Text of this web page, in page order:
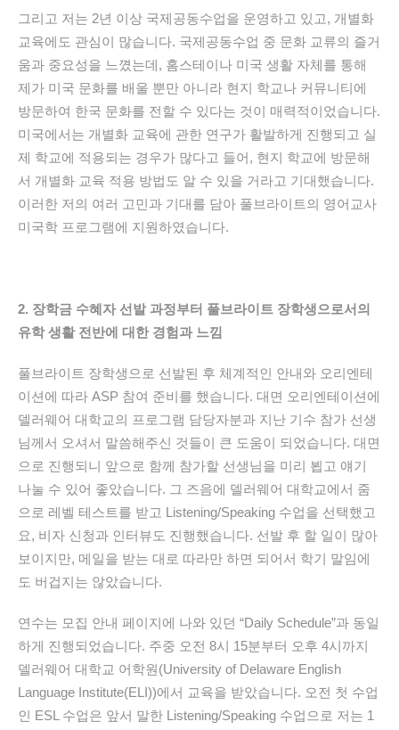
그리고 저는 2년 이상 국제공동수업을 운영하고 있고, 개별화
교육에도 관심이 많습니다. 국제공동수업 중 문화 교류의 즐거
움과 중요성을 느꼈는데, 홈스테이나 미국 생활 자체를 통해
제가 미국 문화를 배울 뿐만 아니라 현지 학교나 커뮤니티에
방문하여 한국 문화를 전할 수 있다는 것이 매력적이었습니다.
미국에서는 개별화 교육에 관한 연구가 활발하게 진행되고 실
제 학교에 적용되는 경우가 많다고 들어, 현지 학교에 방문해
서 개별화 교육 적용 방법도 알 수 있을 거라고 기대했습니다.
이러한 저의 여러 고민과 기대를 담아 풀브라이트의 영어교사
미국학 프로그램에 지원하였습니다.
2. 장학금 수혜자 선발 과정부터 풀브라이트 장학생으로서의
유학 생활 전반에 대한 경험과 느낌
풀브라이트 장학생으로 선발된 후 체계적인 안내와 오리엔테
이션에 따라 ASP 참여 준비를 했습니다. 대면 오리엔테이션에
델러웨어 대학교의 프로그램 담당자분과 지난 기수 참가 선생
님께서 오셔서 말씀해주신 것들이 큰 도움이 되었습니다. 대면
으로 진행되니 앞으로 함께 참가할 선생님을 미리 뵙고 얘기
나눌 수 있어 좋았습니다. 그 즈음에 델러웨어 대학교에서 줌
으로 레벨 테스트를 받고 Listening/Speaking 수업을 선택했고
요, 비자 신청과 인터뷰도 진행했습니다. 선발 후 할 일이 많아
보이지만, 메일을 받는 대로 따라만 하면 되어서 학기 말임에
도 버겁지는 않았습니다.
연수는 모집 안내 페이지에 나와 있던 “Daily Schedule”과 동일
하게 진행되었습니다. 주중 오전 8시 15분부터 오후 4시까지
델러웨어 대학교 어학원(University of Delaware English
Language Institute(ELI))에서 교육을 받았습니다. 오전 첫 수업
인 ESL 수업은 앞서 말한Listening/Speaking수업으로 저는 1